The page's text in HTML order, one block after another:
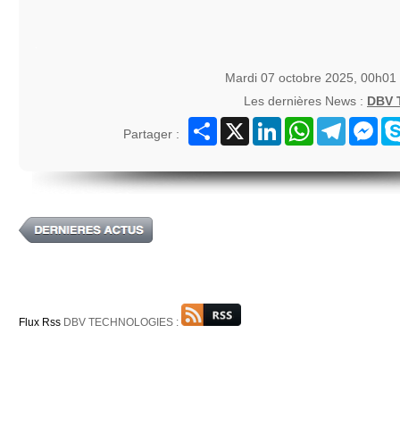
Mardi 07 octobre 2025,
Les dernières News : DBV
Partager :
Partager
X LinkedInWhatsAppTelegram
Flux Rss DBV TECHNOLOGIES :